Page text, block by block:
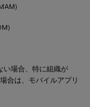
い場合、特に組織が
合は、モバイルアプリ